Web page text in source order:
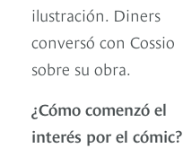
ilustración. Diners
conversó con Cossio
sobre su obra.
¿Cómo comenzó el
interés por el cómic?